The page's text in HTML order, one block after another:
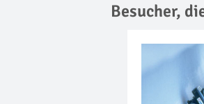
Besucher,